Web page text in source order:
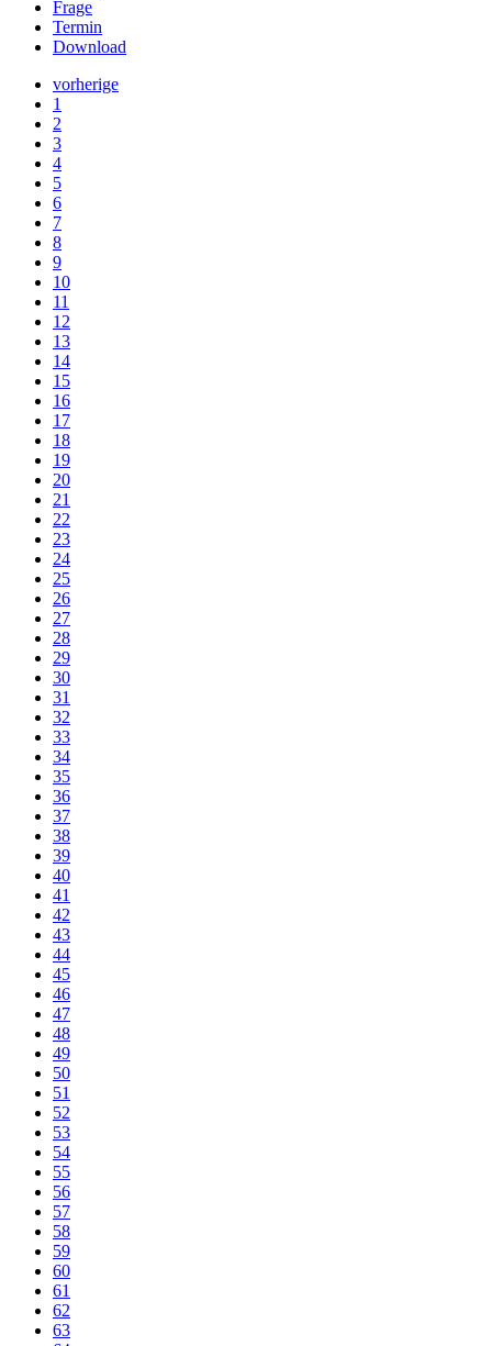
Frage
Termin
Download
vorherige
1
2
3
4
5
6
7
8
9
10
11
12
13
14
15
16
17
18
19
20
21
22
23
24
25
26
27
28
29
30
31
32
33
34
35
36
37
38
39
40
41
42
43
44
45
46
47
48
49
50
51
52
53
54
55
56
57
58
59
60
61
62
63